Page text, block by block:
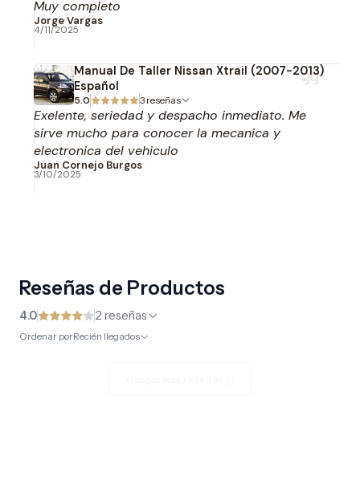
Muy completo
Jorge Vargas
4/11/2025
Manual De Taller Nissan Xtrail (2007-2013)
Español
5.0 3 reseñas
Exelente, seriedad y despacho inmediato. Me
sirve mucho para conocer la mecanica y
electronica del vehiculo
Juan Cornejo Burgos
3/10/2025
Reseñas de Productos
4.0 2 reseñas
Ordenar porRecién llegados